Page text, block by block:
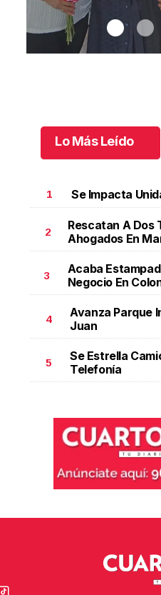
Una emotiva jubilación en
emotiva jubilación en
Octubre 04 l
Lo Más Leído
1 Se Impacta
2
Rescatan A Dos
Ahogados En
3
Acaba
Negocio En
4
Avanza Parque
Juan
5
Se Estrella
Telefonía